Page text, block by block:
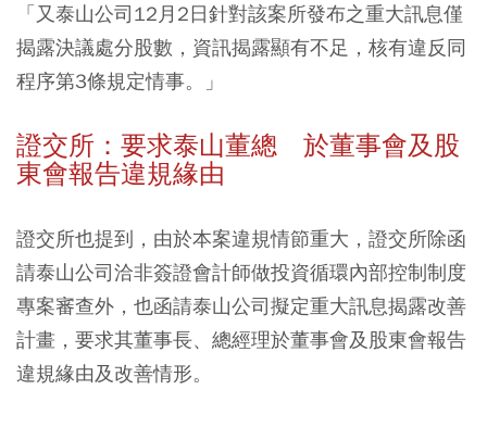
「又泰山公司12月2日針對該案所發布之重大訊息僅
揭露決議處分股數，資訊揭露顯有不足，核有違反同
程序第3條規定情事。」
證交所：要求泰山董總 於董事會及股
東會報告違規緣由
證交所也提到，由於本案違規情節重大，證交所除函
請泰山公司洽非簽證會計師做投資循環內部控制制度
專案審查外，也函請泰山公司擬定重大訊息揭露改善
計畫，要求其董事長、總經理於董事會及股東會報告
違規緣由及改善情形。